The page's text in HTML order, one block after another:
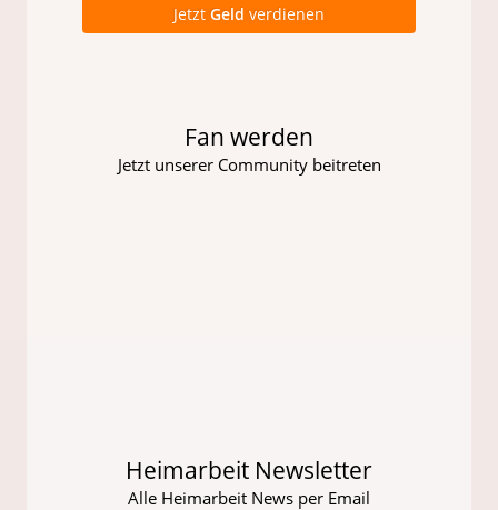
Jetzt Geld verdienen
Fan werden
Jetzt unserer Community beitreten
Heimarbeit Newsletter
Alle Heimarbeit News per Email